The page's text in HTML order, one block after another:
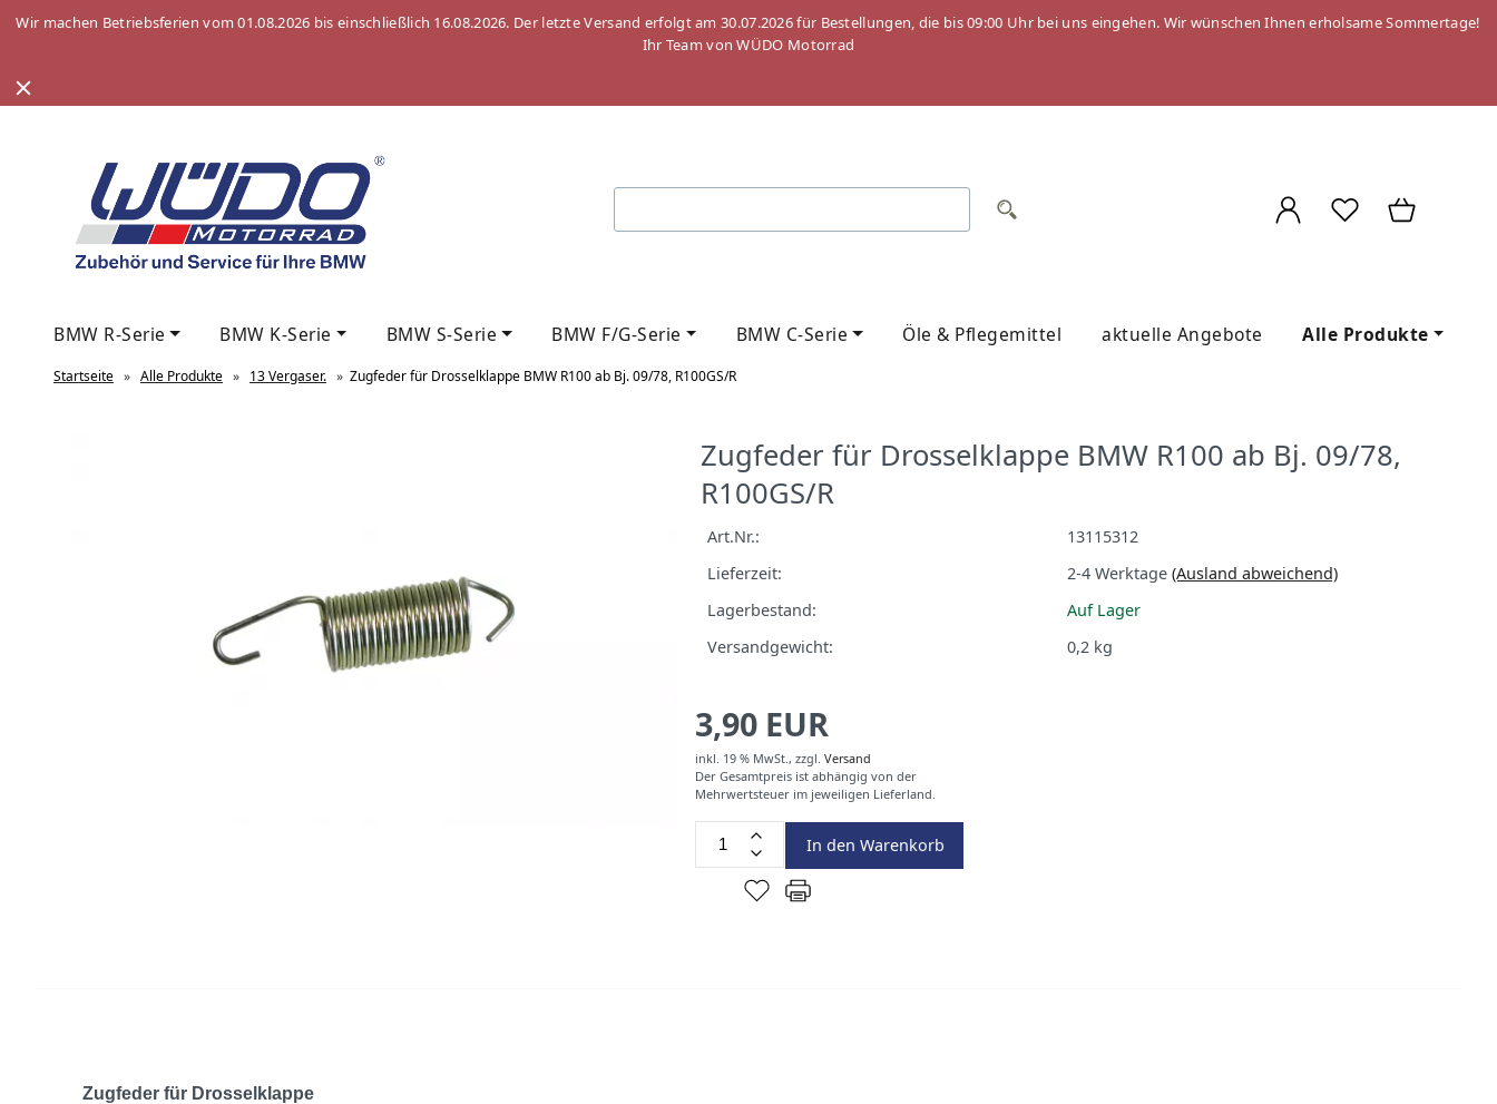
Wir machen Betriebsferien vom 01.08.2026 bis einschließlich 16.08.2026. Der letzte Versand erfolgt am 30.07.2026 für Bestellungen, die bis 09:00 Uhr bei uns eingehen. Wir wünschen Ihnen erholsame Sommertage!
Ihr Team von WÜDO Motorrad
BMW R-Serie BMW K-Serie BMW S-Serie BMW F/G-Serie BMW C-Serie Öle & Pflegemittel aktuelle Angebote Alle Produkte
Startseite » Alle Produkte » 13 Vergaser. » Zugfeder für Drosselklappe BMW R100 ab Bj. 09/78, R100GS/R
Zugfeder für Drosselklappe BMW R100 ab Bj. 09/78,
R100GS/R
Art.Nr.:
13115312
Lieferzeit:
2-4 Werktage (Ausland abweichend)
Lagerbestand:
Auf Lager
Versandgewicht:
0,2 kg
3,90 EUR
inkl. 19 % MwSt., zzgl. Versand
Der Gesamtpreis ist abhängig von der
Mehrwertsteuer im jeweiligen Lieferland.
In den Warenkorb
Zugfeder für Drosselklappe